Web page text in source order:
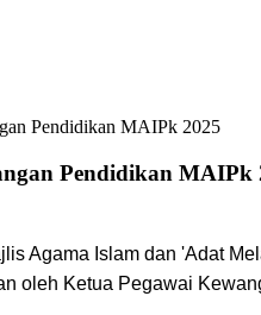
Pendidikan MAIPk 2025
Pendidikan MAIPk
Agama Islam dan 'Adat
oleh Ketua Pegawai